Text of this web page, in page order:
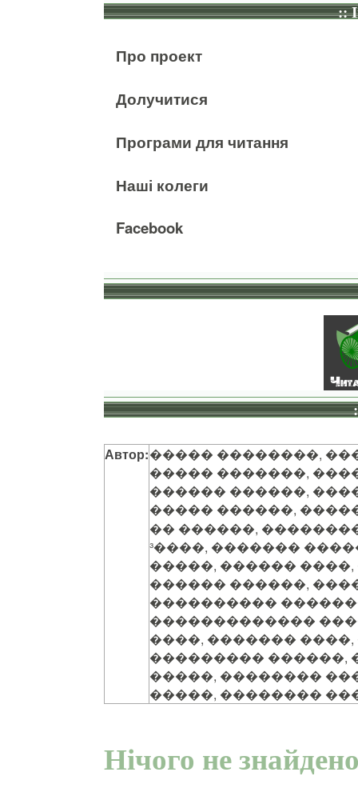
::
Про проект
Долучитися
Програми для читання
Наші колеги
Facebook
Автор:����� ��������,
����� �������,
������ ������,
����� ������,
�� ������,
³����, �������
�����, ������
������ ������,
����������
�������������
����, �������
��������� ������,
�����, ��������
�����, ��������
Нічого не